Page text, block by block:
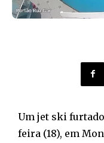
Um jet ski
feira (18), em